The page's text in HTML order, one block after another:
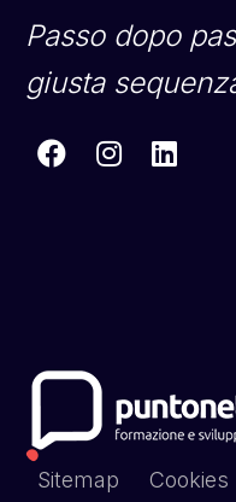
Passo dopo
giusta
Sitemap Cookies